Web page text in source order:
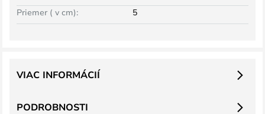
Priemer ( v cm):
5
PODROBNOSTI
VIAC INFORMÁCIÍ